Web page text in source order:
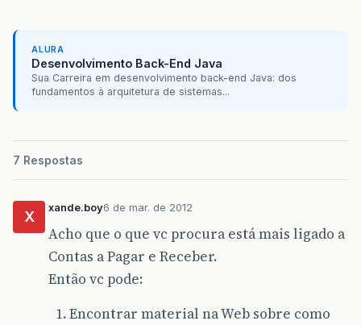
ALURA
Desenvolvimento Back-End Java
Sua Carreira em desenvolvimento back-end Java: dos
fundamentos à arquitetura de sistemas...
7 Respostas
X
xande.boy6 de mar. de 2012
Acho que o que vc procura está mais ligado a
Contas a Pagar e Receber.
Então vc pode:
Encontrar material na Web sobre como